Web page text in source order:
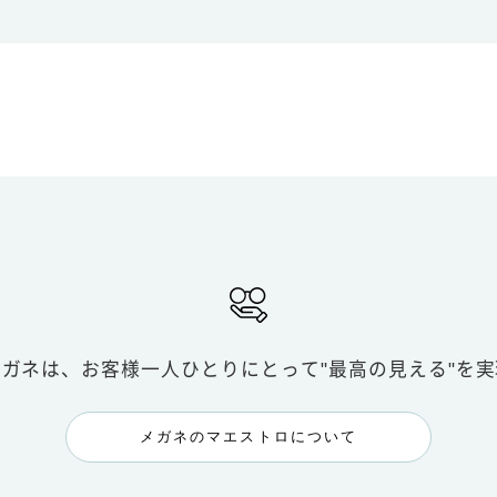
ネは、お客様一人ひとりにとって"最高の見える"を実
メガネのマエストロについて